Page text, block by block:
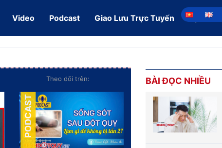
Video Podcast Giao Lưu Trực Tuyến Địa chỉ
Theo dõi trên:
PODCAST
BÀI ĐỌC NHIỀU